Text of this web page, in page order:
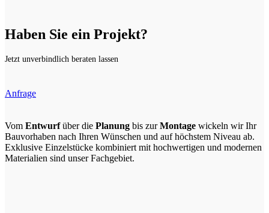
Haben Sie ein Projekt?
Jetzt unverbindlich beraten lassen
Anfrage
Vom Entwurfüber die Planung bis zurMontage wickeln wir Ihr
Bauvorhaben nach Ihren Wünschen und auf höchstem Niveau ab.
Exklusive Einzelstücke kombiniert mit hochwertigen und modernen
Materialien sind unser Fachgebiet.